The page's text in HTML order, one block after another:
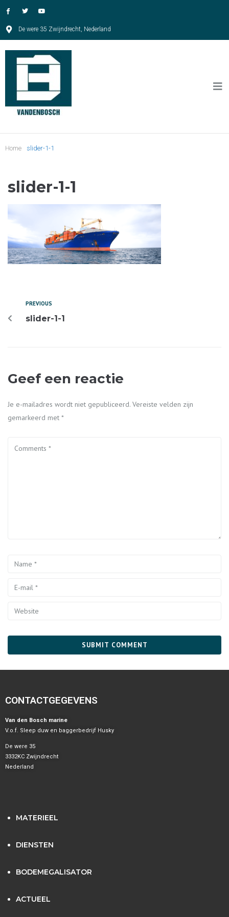
De were 35 Zwijndrecht, Nederland
Home slider-1-1
slider-1-1
PREVIOUS
slider-1-1
Geef een reactie
Je e-mailadres wordt niet gepubliceerd. Vereiste velden zijn
gemarkeerd met *
CONTACTGEGEVENS
Van den Bosch marine
V.o.f. Sleep duw en baggerbedrijf Husky
De were 35
3332KC Zwijndrecht
Nederland
MATERIEEL
DIENSTEN
BODEMEGALISATOR
ACTUEEL